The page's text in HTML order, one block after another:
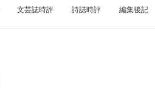
文芸誌時評 詩誌時評 編集後記